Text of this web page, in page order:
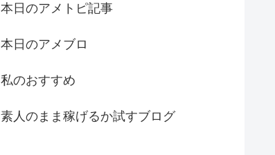
本日のアメトピ記事
本日のアメブロ
私のおすすめ
素人のまま稼げるか試すブログ